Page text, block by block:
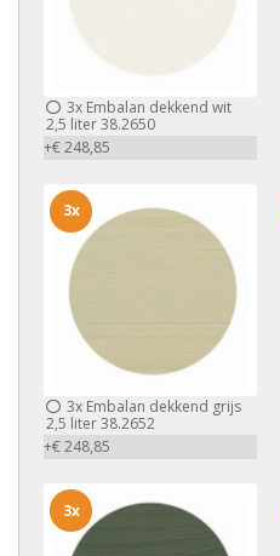
3x Embalan dekkend wit
2,5 liter 38.2650
+€ 248,85
3x Embalan dekkend grijs
2,5 liter 38.2652
+€ 248,85
3x
3x